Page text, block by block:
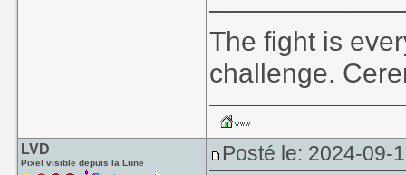
The fight is
challenge.
LVD
Pixel visible depuis la Lune Posté le: 2024-09-